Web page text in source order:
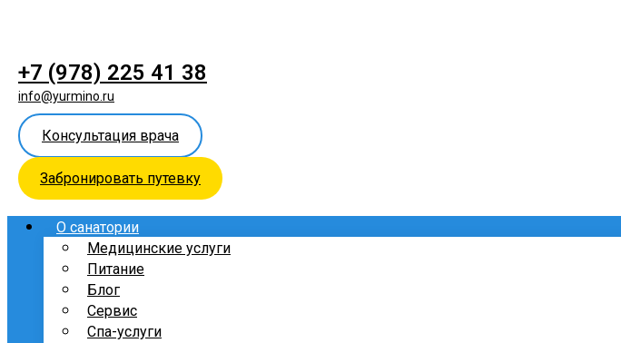
+7 (978) 225 41 38
info@yurmino.ru
Консультация врача
Забронировать путевку
О санатории
Медицинские услуги
Питание
Блог
Сервис
Спа-услуги